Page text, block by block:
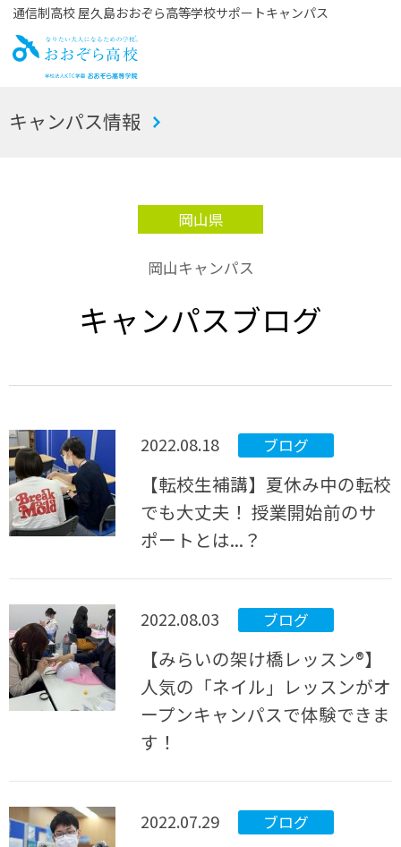
通信制高校 屋久島おおぞら高等学校サポートキャンパス
お
キャンパス情報
岡山県
岡山キャンパス
キャンパスブログ
2022.08.18 ブログ
【転校生補講】夏休み中の転校
でも大丈夫！ 授業開始前のサ
ポートとは...？
2022.08.03 ブログ
【みらいの架け橋レッスン®】
人気の「ネイル」レッスンがオ
ープンキャンパスで体験できま
す！
2022.07.29 ブログ